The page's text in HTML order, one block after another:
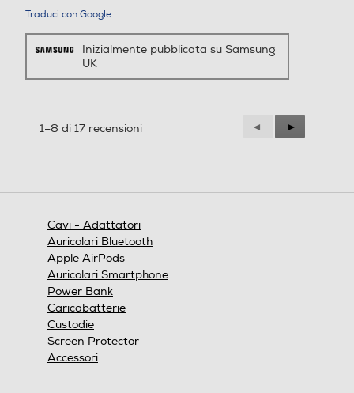
Traduci con Google
Inizialmente pubblicata su Samsung
UK
1–8 di 17 recensioni
Precedente
Reviews
◄
Successiva
Reviews
►
Cavi - Adattatori
Auricolari Bluetooth
Apple AirPods
Auricolari Smartphone
Power Bank
Caricabatterie
Custodie
Screen Protector
Accessori